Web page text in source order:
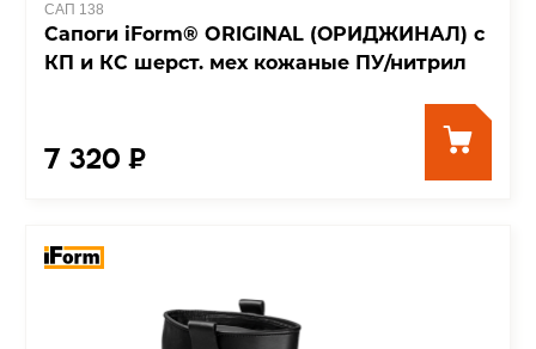
САП 138
Сапоги iForm® ORIGINAL (ОРИДЖИНАЛ) с
КП и КС шерст. мех кожаные ПУ/нитрил
7 320 ₽